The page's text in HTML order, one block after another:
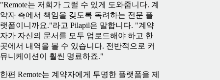
"Remote는 저희가 그럴 수 있게 도와줍니다. 계
약자 측에서 책임을 갖도록 독려하는 전문 플
랫폼이니까요."라고 Pilapil은 말합니다. "계약
자가 자신의 문서를 모두 업로드해야 하고 한
곳에서 내역을 볼 수 있습니다. 전반적으로 커
뮤니케이션이 훨씬 명료하죠."
한편 Remote는 계약자에게 투명한 플랫폼을 제